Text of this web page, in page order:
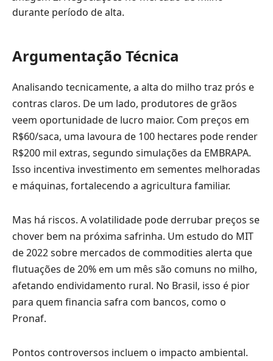
durante período de alta.
Argumentação Técnica
Analisando tecnicamente, a alta do milho traz prós e
contras claros. De um lado, produtores de grãos
veem oportunidade de lucro maior. Com preços em
R$60/saca, uma lavoura de 100 hectares pode render
R$200 mil extras, segundo simulações da EMBRAPA.
Isso incentiva investimento em sementes melhoradas
e máquinas, fortalecendo a agricultura familiar.
Mas há riscos. A volatilidade pode derrubar preços se
chover bem na próxima safrinha. Um estudo do MIT
de 2022 sobre mercados de commodities alerta que
flutuações de 20% em um mês são comuns no milho,
afetando endividamento rural. No Brasil, isso é pior
para quem financia safra com bancos, como o
Pronaf.
Pontos controversos incluem o impacto ambiental.